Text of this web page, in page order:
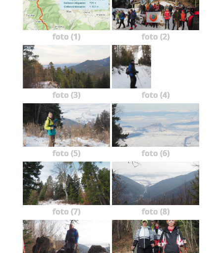
foto (1) foto (2)
foto (3) foto (4)
foto (5) foto (6)
foto (7) foto (8)